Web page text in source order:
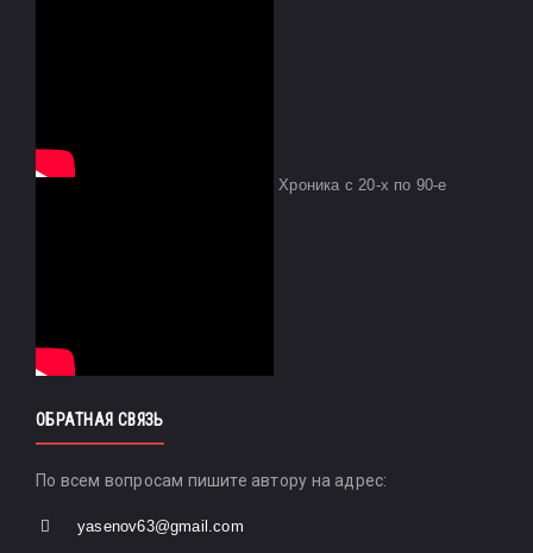
Хроника с 20-х по 90-е
ОБРАТНАЯ СВЯЗЬ
По всем вопросам пишите автору на адрес:
yasenov63@gmail.com